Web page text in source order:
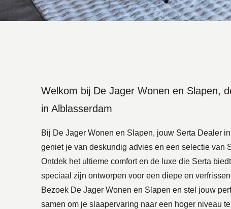
Welkom bij De Jager Wonen en Slapen,
in Alblasserdam
Bij De Jager Wonen en Slapen, jouw Serta Dealer
geniet je van deskundig advies en een selectie van
Ontdek het ultieme comfort en de luxe die Serta
speciaal zijn ontworpen voor een diepe en
Bezoek De Jager Wonen en Slapen en stel jouw
samen om je slaapervaring naar een hoger niveau